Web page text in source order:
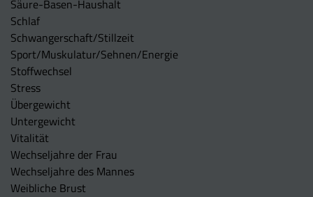
Säure-Basen-Haushalt
Schlaf
Schwangerschaft/Stillzeit
Sport/Muskulatur/Sehnen/Energie
Stoffwechsel
Stress
Übergewicht
Untergewicht
Vitalität
Wechseljahre der Frau
Wechseljahre des Mannes
Weibliche Brust